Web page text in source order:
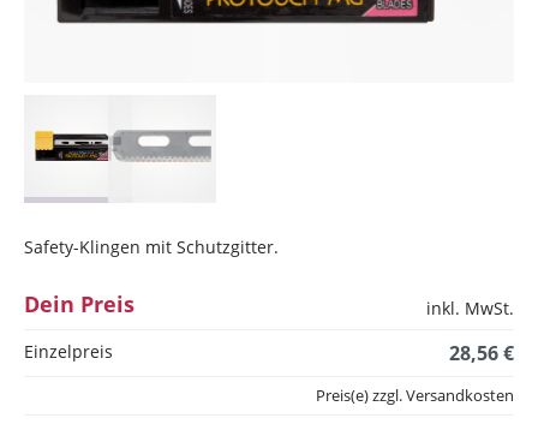
Safety-Klingen mit Schutzgitter.
Dein Preis
inkl. MwSt.
Einzelpreis
28,56 €
Preis(e) zzgl. Versandkosten